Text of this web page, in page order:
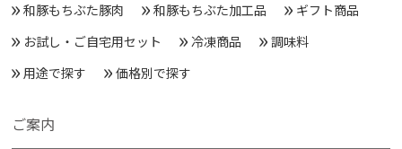
和豚もちぶた豚肉 和豚もちぶた加工品
ギフト商品
お試し・ご自宅用セット
冷凍商品
調味料
用途で探す
価格別で探す
ご案内